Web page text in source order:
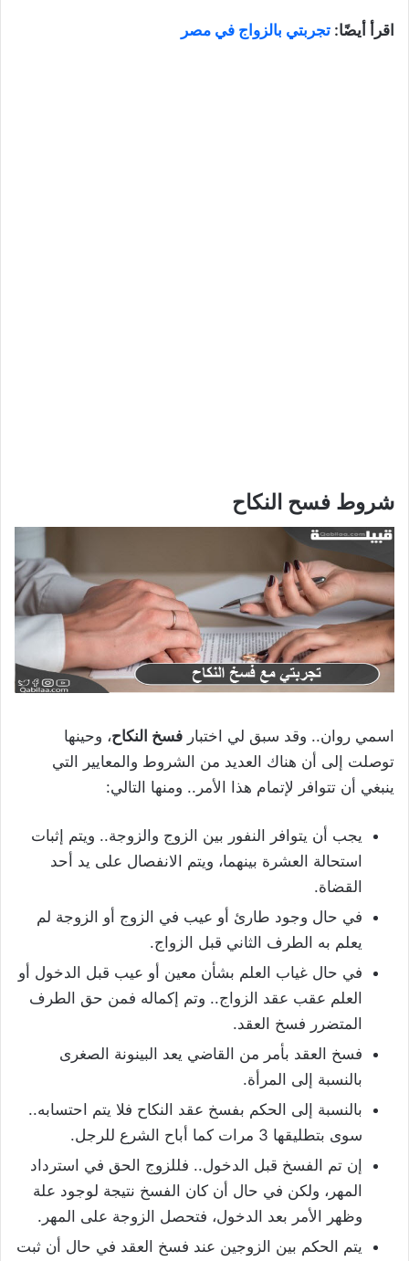
اقرأ أيضًا: تجربتي بالزواج في مصر
شروط فسح النكاح
اسمي روان.. وقد سبق لي اختبار فسخ النكاح، وحينها
توصلت إلى أن هناك العديد من الشروط والمعايير التي
ينبغي أن تتوافر لإتمام هذا الأمر.. ومنها التالي:
يجب أن يتوافر النفور بين الزوج والزوجة.. ويتم إثبات
استحالة العشرة بينهما، ويتم الانفصال على يد أحد
القضاة.
في حال وجود طارئ أو عيب في الزوج أو الزوجة لم
يعلم به الطرف الثاني قبل الزواج.
في حال غياب العلم بشأن معين أو عيب قبل الدخول أو
العلم عقب عقد الزواج.. وتم إكماله فمن حق الطرف
المتضرر فسخ العقد.
فسخ العقد بأمر من القاضي يعد البينونة الصغرى
بالنسبة إلى المرأة.
بالنسبة إلى الحكم بفسخ عقد النكاح فلا يتم احتسابه..
سوى بتطليقها 3 مرات كما أباح الشرع للرجل.
إن تم الفسخ قبل الدخول.. فللزوج الحق في استرداد
المهر، ولكن في حال أن كان الفسخ نتيجة لوجود علة
وظهر الأمر بعد الدخول، فتحصل الزوجة على المهر.
يتم الحكم بين الزوجين عند فسخ العقد في حال أن ثبت